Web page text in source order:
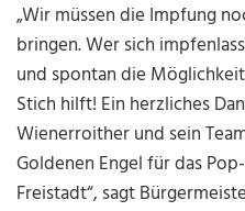
„Wir müssen die Impfung
bringen. Wer sich
und spontan die
Stich hilft! Ein herzliches
Wienerroither und sein
Goldenen Engel für das
Freistadt“, sagt